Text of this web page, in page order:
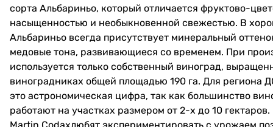
сорта Альбариньо, который отличается фруктово-
насыщенностью и необыкновенной свежестью. В
Альбариньо всегда присутствует минеральный
медовые тона, развивающиеся со временем. При
используется только собственный виноград,
виноградниках общей площадью 190 га. Для региона
это астрономическая цифра, так как большинство
работают на участках размером от 2-х до 10